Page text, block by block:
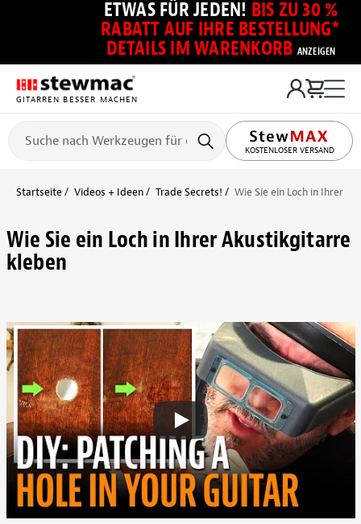
ETWAS FÜR JEDEN! BIS ZU 30 %
RABATT AUF IHRE BESTELLUNG*
DETAILS IM WARENKORB ANZEIGEN
GITARREN BESSER MACHEN
KOSTENLOSER VERSAND
Startseite Videos + Ideen Trade Secrets! Wie Sie ein Loch in Ihrer
Wie Sie ein Loch in Ihrer Akustikgitarre
kleben